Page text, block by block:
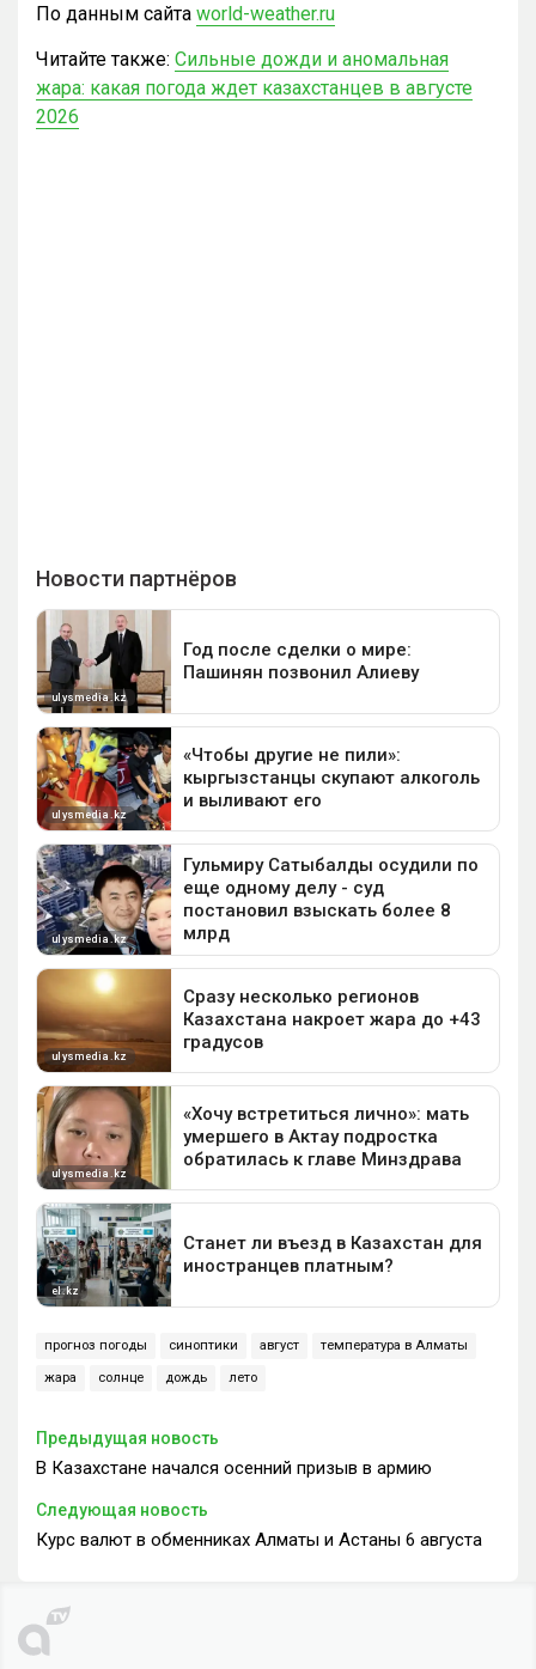
По данным сайта world-weather.ru
Читайте также: Сильные дожди и аномальная
жара: какая погода ждет казахстанцев в августе
2026
прогноз погоды синоптики август температура в Алматы
жара солнце дождь лето
Предыдущая новость
В Казахстане начался осенний призыв в армию
Следующая новость
Курс валют в обменниках Алматы и Астаны 6 августа